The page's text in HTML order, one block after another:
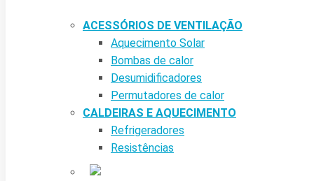
ACESSÓRIOS DE VENTILAÇÃO
Aquecimento Solar
Bombas de calor
Desumidificadores
Permutadores de calor
CALDEIRAS E AQUECIMENTO
Refrigeradores
Resistências